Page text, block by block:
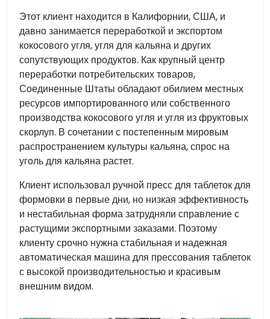
Этот клиент находится в Калифорнии, США, и
давно занимается переработкой и экспортом
кокосового угля, угля для кальяна и других
сопутствующих продуктов. Как крупный центр
переработки потребительских товаров,
Соединенные Штаты обладают обилием местных
ресурсов импортированного или собственного
производства кокосового угля и угля из фруктовых
скорлуп. В сочетании с постепенным мировым
распространением культуры кальяна, спрос на
уголь для кальяна растет.
Клиент использовал ручной пресс для таблеток для
формовки в первые дни, но низкая эффективность
и нестабильная форма затрудняли справление с
растущими экспортными заказами. Поэтому
клиенту срочно нужна стабильная и надежная
автоматическая машина для прессования таблеток
с высокой производительностью и красивым
внешним видом.